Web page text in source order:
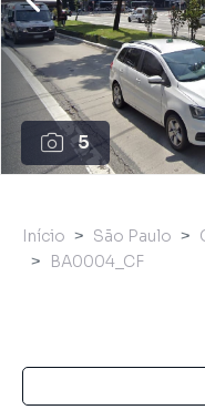
5
Início São Paulo
BA0004_CF